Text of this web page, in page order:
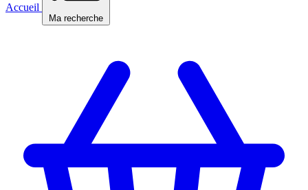
Accueil
Ma recherche